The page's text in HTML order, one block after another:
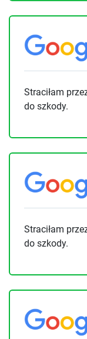
Straciłam
do szkody.
Straciłam
do szkody.